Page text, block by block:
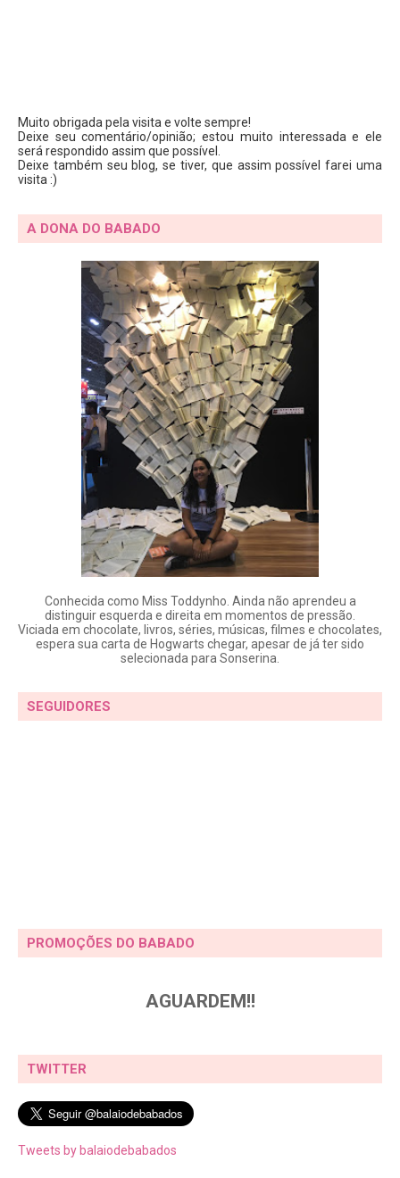
Muito obrigada pela visita e volte sempre!
Deixe seu comentário/opinião; estou muito interessada e ele
será respondido assim que possível.
Deixe também seu blog, se tiver, que assim possível farei uma
visita :)
A DONA DO BABADO
Conhecida como Miss Toddynho. Ainda não aprendeu a
distinguir esquerda e direita em momentos de pressão.
Viciada em chocolate, livros, séries, músicas, filmes e chocolates,
espera sua carta de Hogwarts chegar, apesar de já ter sido
selecionada para Sonserina.
SEGUIDORES
PROMOÇÕES DO BABADO
AGUARDEM!!
TWITTER
Tweets by balaiodebabados